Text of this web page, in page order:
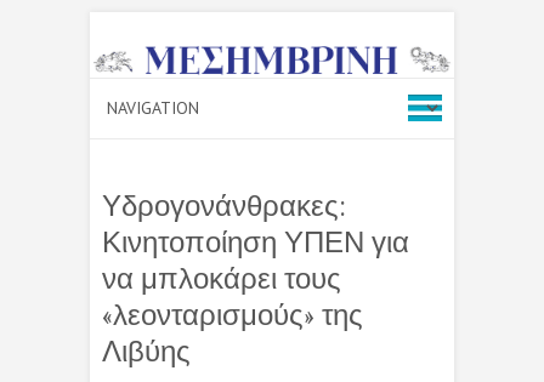
Υδρογονάνθρακες:
Κινητοποίηση ΥΠΕΝ για
να μπλοκάρει τους
«λεονταρισμούς» της
Λιβύης